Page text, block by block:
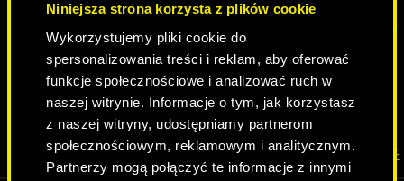
Niniejsza strona korzysta z plików cookie
Wykorzystujemy pliki cookie do
spersonalizowania treści i reklam, aby oferować
funkcje społecznościowe i analizować ruch w
naszej witrynie. Informacje o tym, jak korzystasz
z naszej witryny, udostępniamy partnerom
społecznościowym, reklamowym i analitycznym.
Partnerzy mogą połączyć te informacje z innymi
MEDIA
CYBERPUNK 2077
WIDEO SCREENSHOTY GRAFIKI KONCEPCYJNE